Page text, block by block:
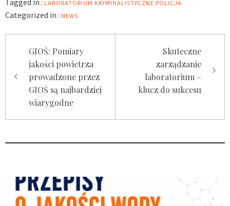
Tagged in : LABORATORIUM KRYMINALISTYCZNE POLICJA
Categorized in : NEWS
Nawigacja
wpisu
GIOŚ: Pomiary
jakości powietrza
prowadzone przez
GIOŚ są najbardziej
wiarygodne
Skuteczne
zarządzanie
laboratorium –
klucz do sukcesu